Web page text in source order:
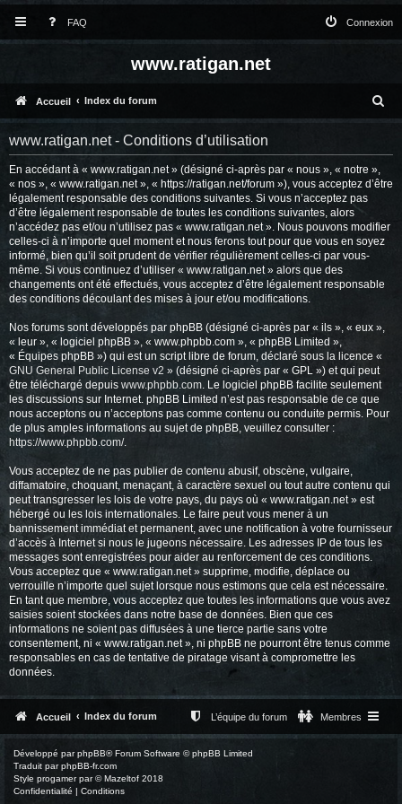
FAQ Connexion
www.ratigan.net
Accueil Index du forum
www.ratigan.net - Conditions d’utilisation
En accédant à « www.ratigan.net » (désigné ci-après par « nous », « notre »,
« nos », « www.ratigan.net », « https://ratigan.net/forum »), vous acceptez d’être
légalement responsable des conditions suivantes. Si vous n’acceptez pas
d’être légalement responsable de toutes les conditions suivantes, alors
n’accédez pas et/ou n’utilisez pas « www.ratigan.net ». Nous pouvons modifier
celles-ci à n’importe quel moment et nous ferons tout pour que vous en soyez
informé, bien qu’il soit prudent de vérifier régulièrement celles-ci par vous-
même. Si vous continuez d’utiliser « www.ratigan.net » alors que des
changements ont été effectués, vous acceptez d’être légalement responsable
des conditions découlant des mises à jour et/ou modifications.
Nos forums sont développés par phpBB (désigné ci-après par « ils », « eux »,
« leur », « logiciel phpBB », « www.phpbb.com », « phpBB Limited »,
« Équipes phpBB ») qui est un script libre de forum, déclaré sous la licence «
GNU General Public License v2 » (désigné ci-après par « GPL ») et qui peut
être téléchargé depuis www.phpbb.com. Le logiciel phpBB facilite seulement
les discussions sur Internet. phpBB Limited n’est pas responsable de ce que
nous acceptons ou n’acceptons pas comme contenu ou conduite permis. Pour
de plus amples informations au sujet de phpBB, veuillez consulter :
https://www.phpbb.com/.
Vous acceptez de ne pas publier de contenu abusif, obscène, vulgaire,
diffamatoire, choquant, menaçant, à caractère sexuel ou tout autre contenu qui
peut transgresser les lois de votre pays, du pays où « www.ratigan.net » est
hébergé ou les lois internationales. Le faire peut vous mener à un
bannissement immédiat et permanent, avec une notification à votre fournisseur
d’accès à Internet si nous le jugeons nécessaire. Les adresses IP de tous les
messages sont enregistrées pour aider au renforcement de ces conditions.
Vous acceptez que « www.ratigan.net » supprime, modifie, déplace ou
verrouille n’importe quel sujet lorsque nous estimons que cela est nécessaire.
En tant que membre, vous acceptez que toutes les informations que vous avez
saisies soient stockées dans notre base de données. Bien que ces
informations ne soient pas diffusées à une tierce partie sans votre
consentement, ni « www.ratigan.net », ni phpBB ne pourront être tenus comme
responsables en cas de tentative de piratage visant à compromettre les
données.
Accueil Index du forum Membres
L’équipe du forum
Développé parphpBB® Forum Software © phpBB Limited
Traduit parphpBB-fr.com
Style progamerpar ©Mazeltof 2018
Confidentialité | Conditions